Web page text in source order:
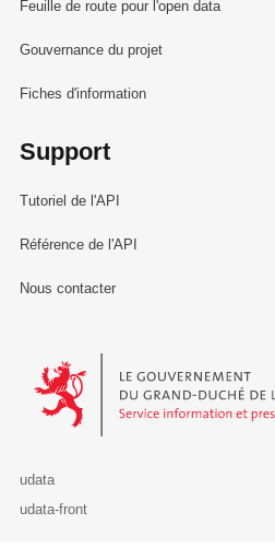
Feuille de route pour l'open data
Gouvernance du projet
Fiches d'information
Support
Tutoriel de l'API
Référence de l'API
Nous contacter
Le Gouvernement du Grand-
udata
udata-front